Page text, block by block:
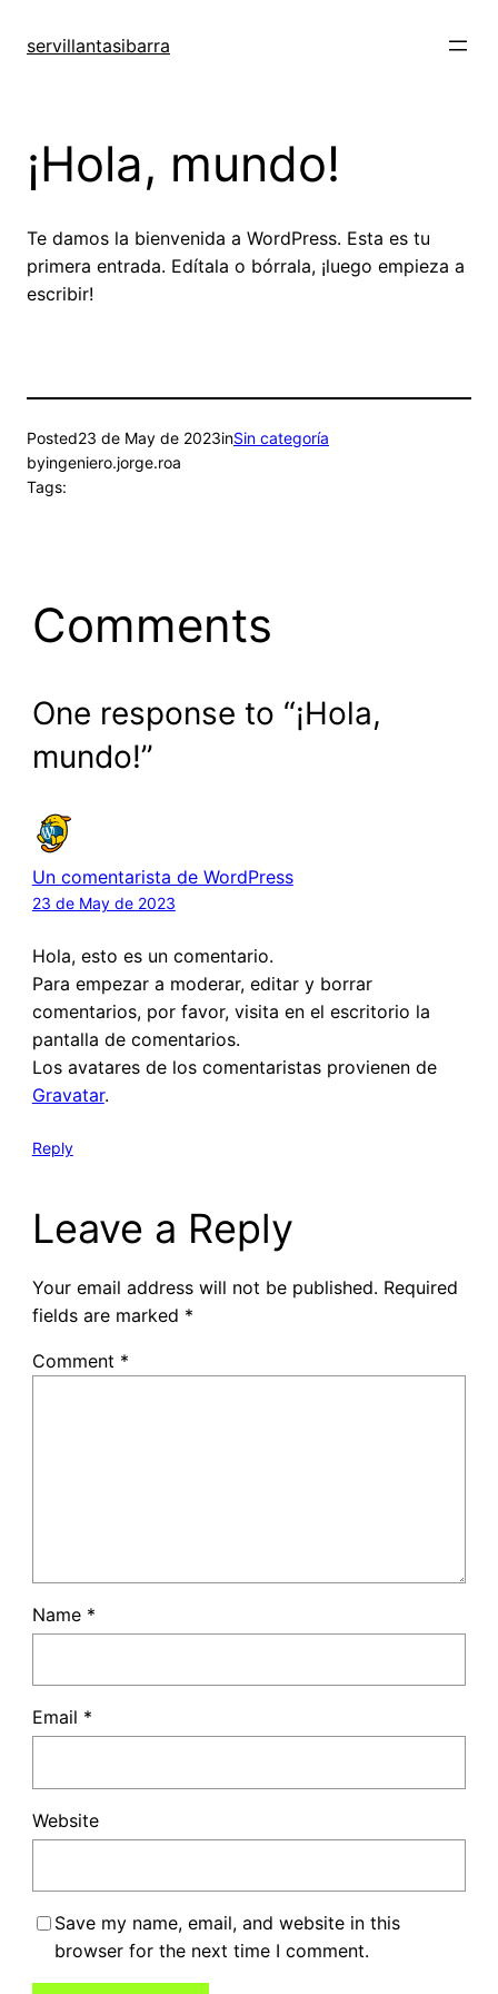
servillantasibarra
¡Hola, mundo!
Te damos la bienvenida a WordPress. Esta es tu
primera entrada. Edítala o bórrala, ¡luego empieza a
escribir!
Posted23 de May de 2023inSin categoría
byingeniero.jorge.roa
Tags:
Comments
One response to “¡Hola,
mundo!”
Un comentarista de WordPress
23 de May de 2023
Hola, esto es un comentario.
Para empezar a moderar, editar y borrar
comentarios, por favor, visita en el escritorio la
pantalla de comentarios.
Los avatares de los comentaristas provienen de
Gravatar.
Reply
Leave a Reply
Your email address will not be published. Required
fields are marked *
Comment *
Name *
Email *
Website
Save my name, email, and website in this
browser for the next time I comment.